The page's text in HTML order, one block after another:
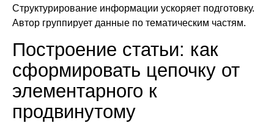
Структурирование информации ускоряет подготовку.
Автор группирует данные по тематическим частям.
Построение статьи: как
сформировать цепочку от
элементарного к
продвинутому